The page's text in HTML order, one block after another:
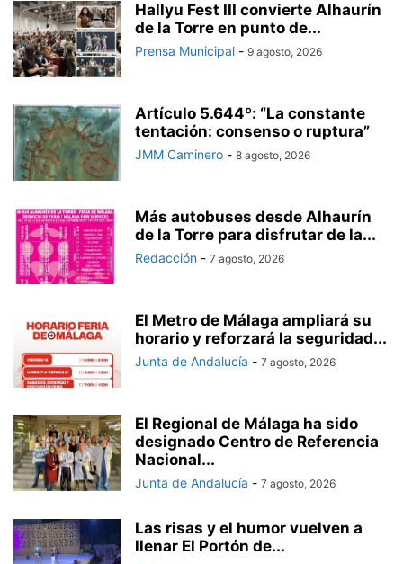
Hallyu Fest III convierte Alhaurín
de la Torre en punto de...
Prensa Municipal - 9 agosto, 2026
Artículo 5.644º: “La constante
tentación: consenso o ruptura”
JMM Caminero - 8 agosto, 2026
Más autobuses desde Alhaurín
de la Torre para disfrutar de la...
Redacción - 7 agosto, 2026
El Metro de Málaga ampliará su
horario y reforzará la seguridad...
Junta de Andalucía - 7 agosto, 2026
El Regional de Málaga ha sido
designado Centro de Referencia
Nacional...
Junta de Andalucía - 7 agosto, 2026
Las risas y el humor vuelven a
llenar El Portón de...